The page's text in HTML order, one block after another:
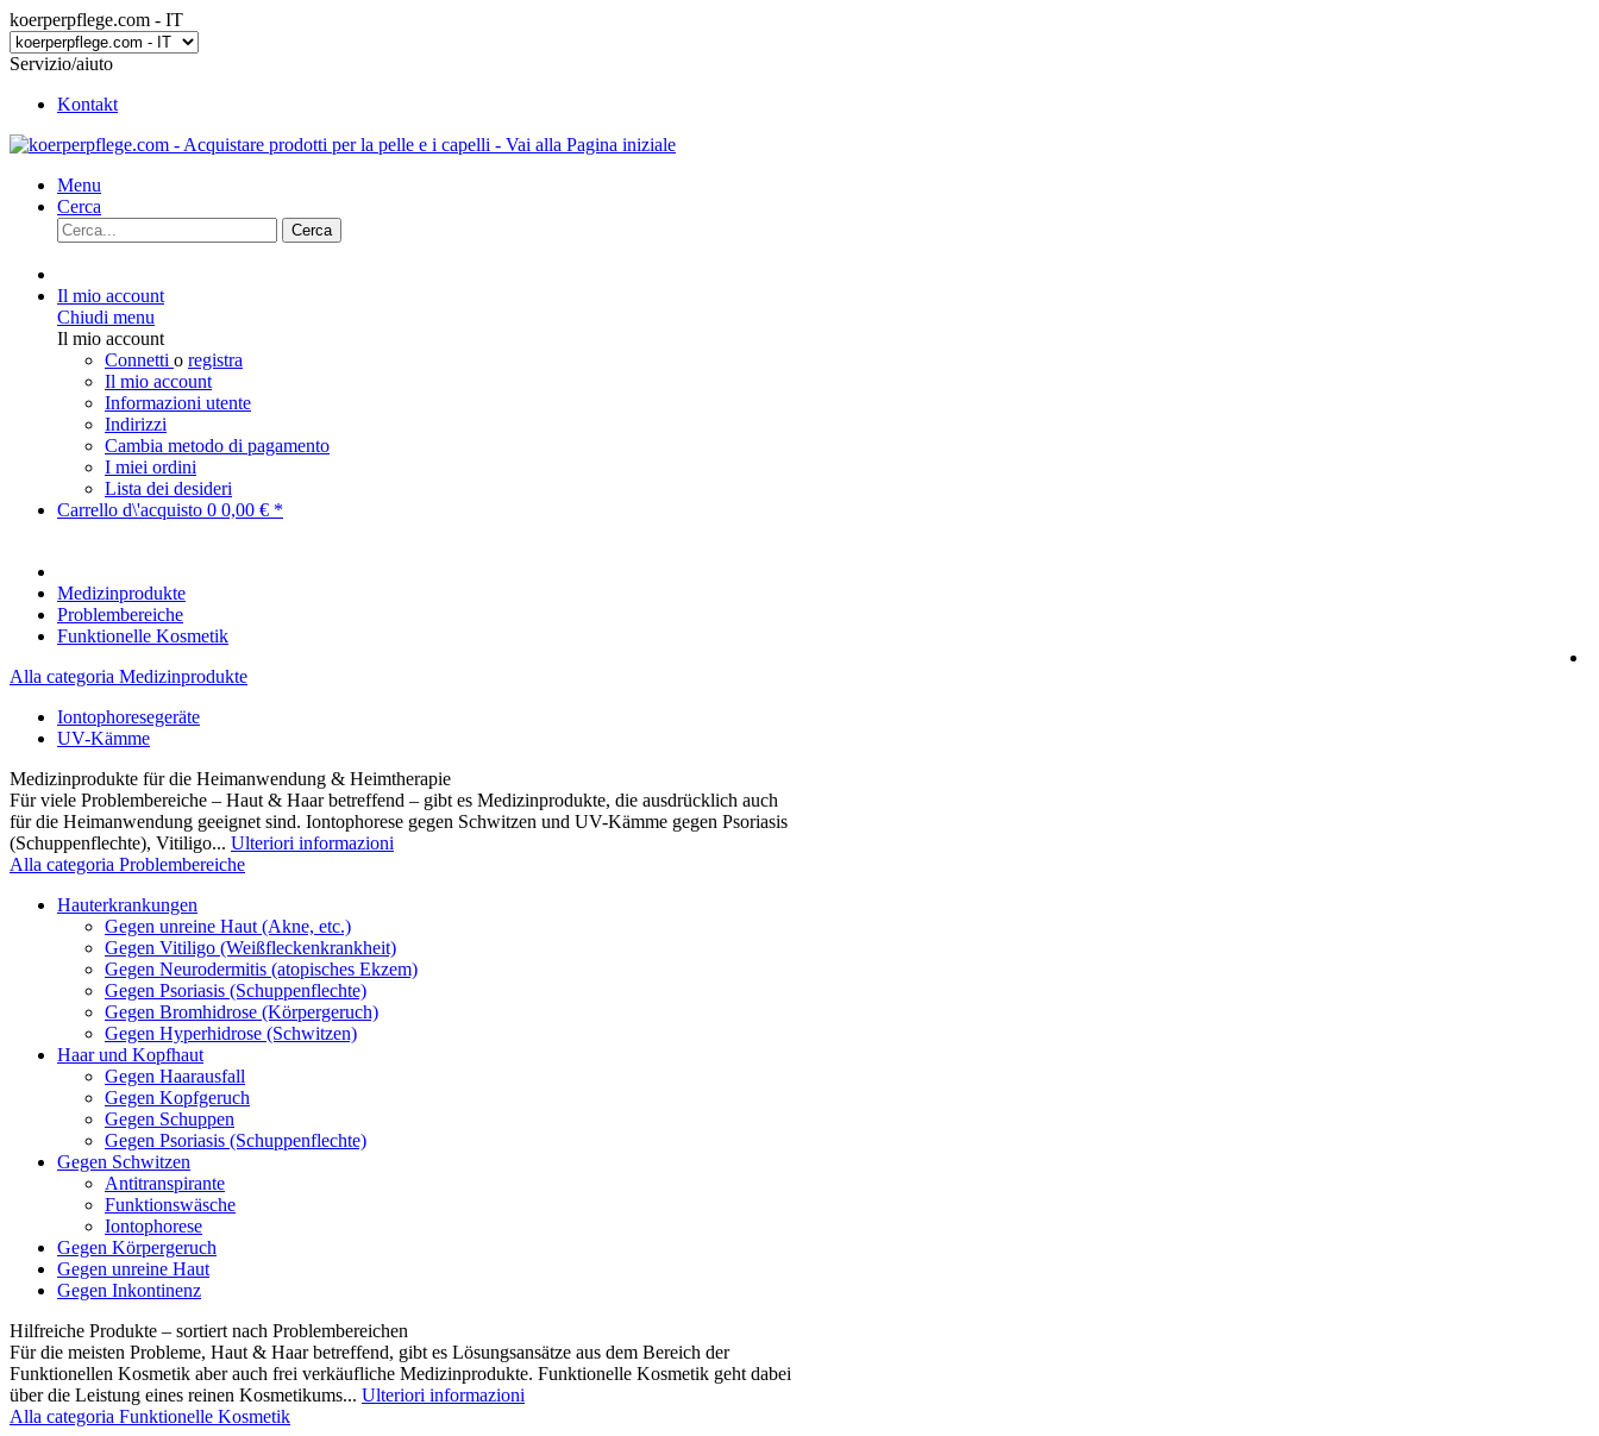
koerperpflege.com - IT
Servizio/aiuto
Kontakt
Menu
Cerca
Cerca
Il mio account
Chiudi menu
Il mio account
Connetti o registra
Il mio account
Informazioni utente
Indirizzi
Cambia metodo di pagamento
I miei ordini
Lista dei desideri
Carrello d\'acquisto 0 0,00 € *
Medizinprodukte
Problembereiche
Funktionelle Kosmetik
Alla categoria Medizinprodukte
Iontophoresegeräte
UV-Kämme
Medizinprodukte für die Heimanwendung & Heimtherapie
Für viele Problembereiche – Haut & Haar betreffend – gibt es Medizinprodukte, die ausdrücklich auch
für die Heimanwendung geeignet sind. Iontophorese gegen Schwitzen und UV-Kämme gegen Psoriasis
(Schuppenflechte), Vitiligo... Ulteriori informazioni
Alla categoria Problembereiche
Hauterkrankungen
Gegen unreine Haut (Akne, etc.)
Gegen Vitiligo (Weißfleckenkrankheit)
Gegen Neurodermitis (atopisches Ekzem)
Gegen Psoriasis (Schuppenflechte)
Gegen Bromhidrose (Körpergeruch)
Gegen Hyperhidrose (Schwitzen)
Haar und Kopfhaut
Gegen Haarausfall
Gegen Kopfgeruch
Gegen Schuppen
Gegen Psoriasis (Schuppenflechte)
Gegen Schwitzen
Antitranspirante
Funktionswäsche
Iontophorese
Gegen Körpergeruch
Gegen unreine Haut
Gegen Inkontinenz
Hilfreiche Produkte – sortiert nach Problembereichen
Für die meisten Probleme, Haut & Haar betreffend, gibt es Lösungsansätze aus dem Bereich der
Funktionellen Kosmetik aber auch frei verkäufliche Medizinprodukte. Funktionelle Kosmetik geht dabei
über die Leistung eines reinen Kosmetikums... Ulteriori informazioni
Alla categoria Funktionelle Kosmetik